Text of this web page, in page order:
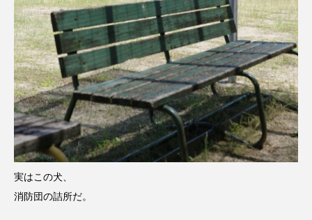
実はこの犬、
消防団の詰所だ。